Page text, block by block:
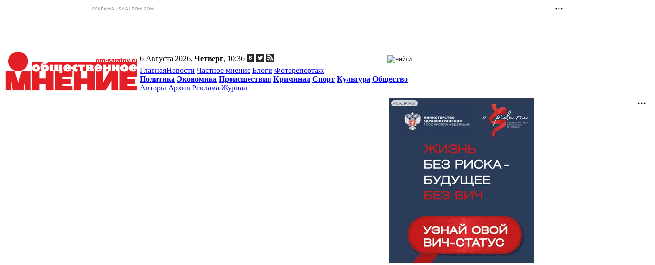
РЕКЛАМА • SHALDOM.COM
6 Августа 2026, Четверг, 10:36
ГлавнаяНовости Частное мнение Блоги Фоторепортаж
Политика Экономика Происшествия Криминал Спорт Культура Общество
Авторы Архив Реклама Журнал
РЕКЛАМА